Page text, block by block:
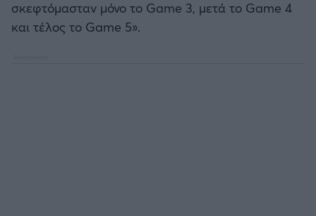
σκεφτόμασταν μόνο το Game 3, μετά το Game 4
και τέλος το Game 5».